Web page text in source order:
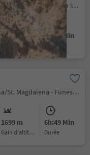
Plata/Platt, Moos in Passeier/Moso in Passiria, Meran/Merano and environs
500 m
Gain d'altitude
4h:00 Min
durée
S. Maddalena/St. Magdalena - Funes/Villnöss, Villnöss/Funes, Dolomites Region Lüsen Villnöss
1699 m
Gain d'altitude
6h:49 Min
durée